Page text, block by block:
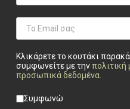
Κλικάρετε το κουτάκι
συμφωνείτε με τηνπολιτική
προσωπικά δεδομένα.
Privacy checkbox
Συμφωνώ